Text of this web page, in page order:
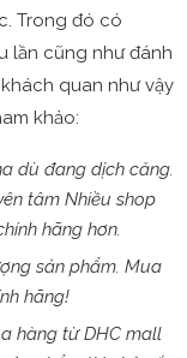
Trong đó có
lần cũng như đánh
quan như vậy
khảo:
dù đang dịch căng.
tâm Nhiều shop
hãng hơn.
sản phẩm. Mua
hãng!
hàng từ DHC mall